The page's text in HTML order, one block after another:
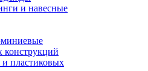
и навесные
конструкций
пластиковых